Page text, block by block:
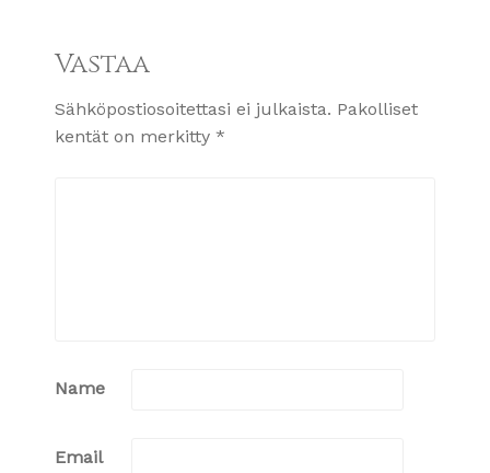
Vastaa
Sähköpostiosoitettasi ei julkaista. Pakolliset
kentät on merkitty *
Name
Email